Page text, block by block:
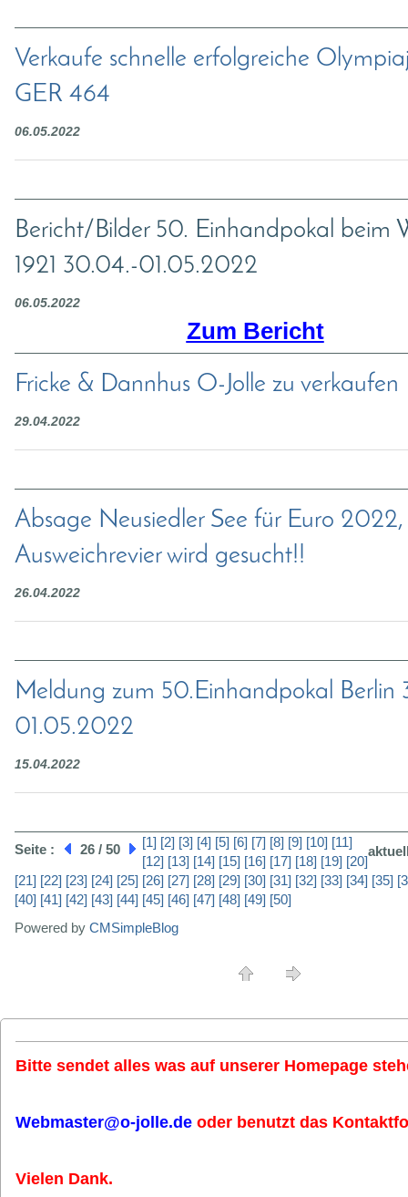
Verkaufe schnelle erfolgreiche
GER 464
06.05.2022
Bericht/Bilder 50. Einhandpokal beim
1921 30.04.-01.05.2022
06.05.2022
Zum Bericht
Fricke & Dannhus O-Jolle zu verkaufen
29.04.2022
Absage Neusiedler See für Euro 2022,
Ausweichrevier wird gesucht!!
26.04.2022
Meldung zum 50.Einhandpokal Berlin
01.05.2022
15.04.2022
Seite : 26 / 50 [1] [2] [3] [4] [5] [6] [7] [8] [9] [10] [11]
[12] [13] [14] [15] [16] [17] [18] [19] [20]
[21] [22] [23] [24] [25] [26] [27] [28] [29] [30] [31] [32] [33] [34] [35]
[40] [41] [42] [43] [44] [45] [46] [47] [48] [49] [50]
Powered by CMSimpleBlog
Bitte sendet alles was auf unserer Homepage
Webmaster@o-jolle.de oder benutzt das
Vielen Dank.